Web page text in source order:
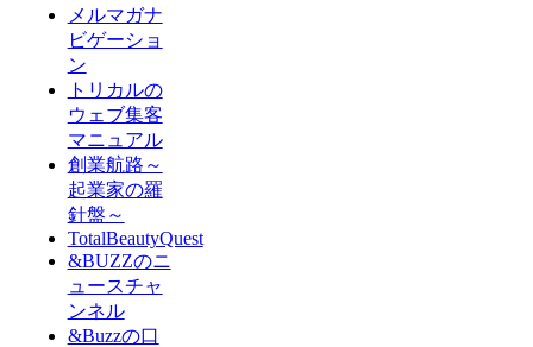
メルマガナ
ビゲーショ
ン
トリカルの
ウェブ集客
マニュアル
創業航路～
起業家の羅
針盤～
TotalBeautyQuest
&BUZZのニ
ュースチャ
ンネル
&Buzzの口